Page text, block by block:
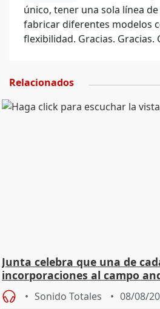
único, tener una sola línea
fabricar diferentes modelos
flexibilidad. Gracias. Gracias.
Relacionados
Junta celebra que una de
incorporaciones al campo
jóvenes
Sonido Totales 08/08/